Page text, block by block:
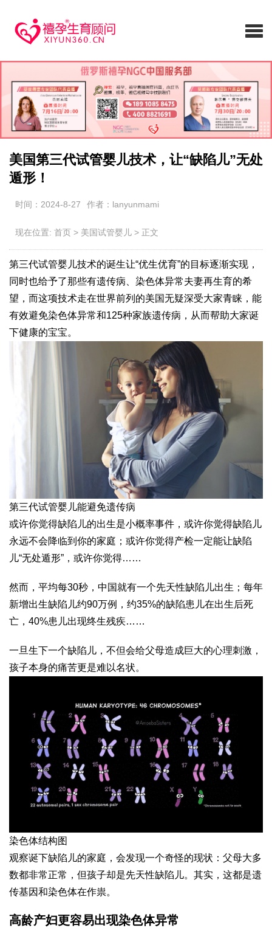
美国第三代试管婴儿技术，让“缺陷儿”无处
遁形！
时间：2024-8-27 作者：lanyunmami
现在位置: 首页 > 美国试管婴儿 > 正文
第三代试管婴儿技术的诞生让“优生优育”的目标逐渐实现，
同时也给予了那些有遗传病、染色体异常夫妻再生育的希
望，而这项技术走在世界前列的美国无疑深受大家青睐，能
有效避免染色体异常和125种家族遗传病，从而帮助大家诞
下健康的宝宝。
第三代试管婴儿能避免遗传病
或许你觉得缺陷儿的出生是小概率事件，或许你觉得缺陷儿
永远不会降临到你的家庭；或许你觉得产检一定能让缺陷
儿“无处遁形”，或许你觉得……
然而，平均每30秒，中国就有一个先天性缺陷儿出生；每年
新增出生缺陷儿约90万例，约35%的缺陷患儿在出生后死
亡，40%患儿出现终生残疾……
一旦生下一个缺陷儿，不但会给父母造成巨大的心理刺激，
孩子本身的痛苦更是难以名状。
染色体结构图
观察诞下缺陷儿的家庭，会发现一个奇怪的现状：父母大多
数都非常正常，但孩子却是先天性缺陷儿。其实，这都是遗
传基因和染色体在作祟。
高龄产妇更容易出现染色体异常